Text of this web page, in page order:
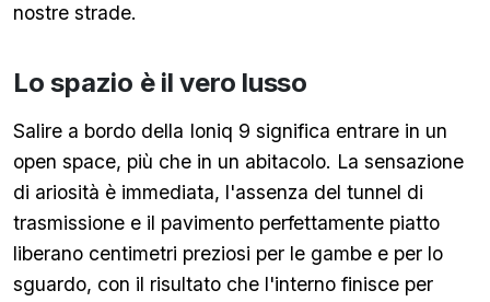
nostre strade.
Lo spazio è il vero lusso
Salire a bordo della Ioniq 9 significa entrare in un
open space, più che in un abitacolo. La sensazione
di ariosità è immediata, l'assenza del tunnel di
trasmissione e il pavimento perfettamente piatto
liberano centimetri preziosi per le gambe e per lo
sguardo, con il risultato che l'interno finisce per